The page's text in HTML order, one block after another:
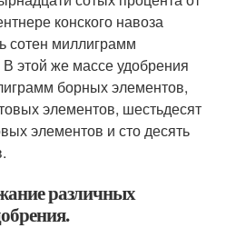
конского навоза
сотен миллиграмм
этой же массе удобрения
борных элементов,
элементов, шестьдесят
элементов и сто десять
различных